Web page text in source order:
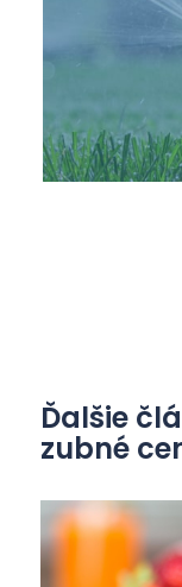
Ďalšie
zubné